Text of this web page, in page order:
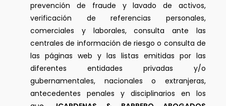
prevención de fraude y lavado de activos,
verificación de referencias personales,
comerciales y laborales, consulta ante las
centrales de información de riesgo o consulta de
las páginas web y las listas emitidas por las
diferentes entidades privadas y/o
gubernamentales, nacionales o extranjeras,
antecedentes penales y disciplinarios en los